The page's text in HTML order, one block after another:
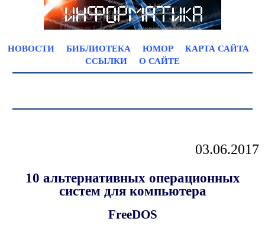
НОВОСТИ БИБЛИОТЕКА ЮМОР
КАРТА САЙТА
ССЫЛКИ
О САЙТЕ
03.06.2017
10 альтернативных операционных
систем для компьютера
FreeDOS